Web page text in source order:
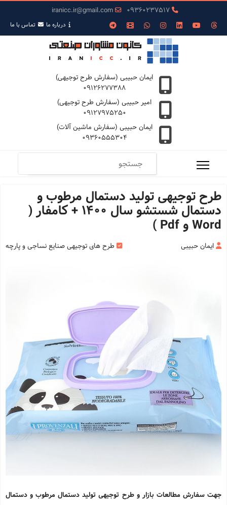
09360237517
iranicc.ir@gmail.com
درباره ما تمـاس با ما
ایمان حبیبی (سفارش طرح توجیهی)
09126277388
امیر حبیبی (سفارش طرح توجیهی)
09127975250
ایمان حبیبی (سفارش ماشین آلات)
09360555304
طرح توجیهی تولید دستمال مرطوب و
دستمال شستشو سال 1400 + کامفار (
Word و Pdf )
ایمان حبیبی طرح های توجیهی صنایع نساجی و پارچه
جهت سفارش مطالعات بازار و طرح توجیهی تولید دستمال مرطوب و دستمال